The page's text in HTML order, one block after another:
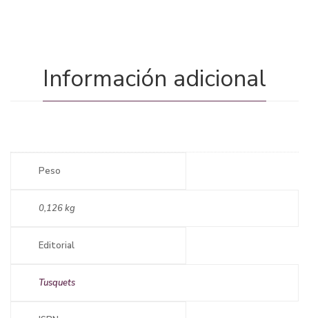
Información adicional
Peso
0,126 kg
Editorial
Tusquets